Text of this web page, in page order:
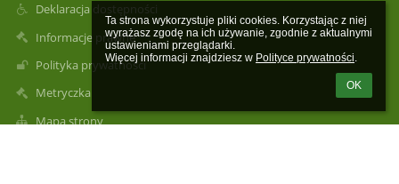
Ta strona wykorzystuje pliki cookies. Korzystając z niej
wyrażasz zgodę na ich używanie, zgodnie z aktualnymi
ustawieniami przeglądarki.
Więcej informacji znajdziesz w Polityce prywatności.
OK
Deklaracja dostępności
Informacje prawne
Polityka prywatności
Metryczka
Mapa strony